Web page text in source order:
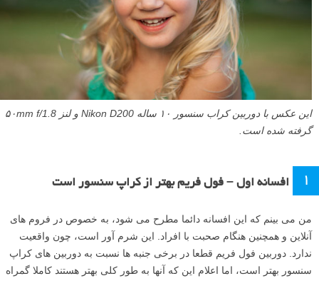
این عکس با دوربین کراب سنسور ۱۰ ساله Nikon D200 و لنز ۵۰mm f/1.8
گرفته شده است.
۱ افسانه اول – فول فریم بهتر از کراپ سنسور است
من می بینم که این افسانه دائما مطرح می شود، به خصوص در فروم های
آنلاین و همچنین هنگام صحبت با افراد. این شرم آور است، چون واقعیت
ندارد. دوربین فول فریم قطعا در برخی جنبه ها نسبت به دوربین های کراپ
سنسور بهتر است، اما اعلام این که آنها به طور کلی بهتر هستند کاملا گمراه